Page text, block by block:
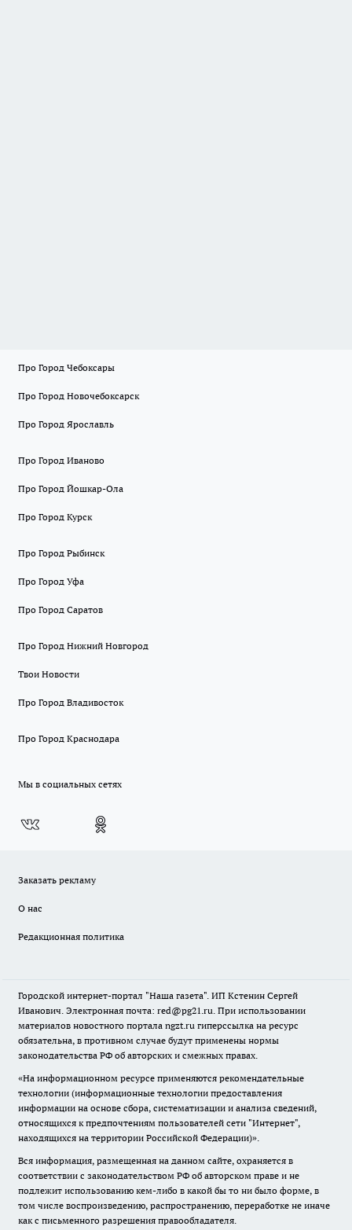
Про Город Чебоксары
Про Город Новочебоксарск
Про Город Ярославль
Про Город Иваново
Про Город Йошкар-Ола
Про Город Курск
Про Город Рыбинск
Про Город Уфа
Про Город Саратов
Про Город Нижний Новгород
Твои Новости
Про Город Владивосток
Про Город Краснодара
Мы в социальных сетях
Заказать рекламу
О нас
Редакционная политика
Городской интернет-портал "Наша газета". ИП Кстенин Сергей
Иванович. Электронная почта: red@pg21.ru. При использовании
материалов новостного портала ngzt.ru гиперссылка на ресурс
обязательна, в противном случае будут применены нормы
законодательства РФ об авторских и смежных правах.
«На информационном ресурсе применяются рекомендательные
технологии (информационные технологии предоставления
информации на основе сбора, систематизации и анализа сведений,
относящихся к предпочтениям пользователей сети "Интернет",
находящихся на территории Российской Федерации)».
Вся информация, размещенная на данном сайте, охраняется в
соответствии с законодательством РФ об авторском праве и не
подлежит использованию кем-либо в какой бы то ни было форме, в
том числе воспроизведению, распространению, переработке не иначе
как с письменного разрешения правообладателя.